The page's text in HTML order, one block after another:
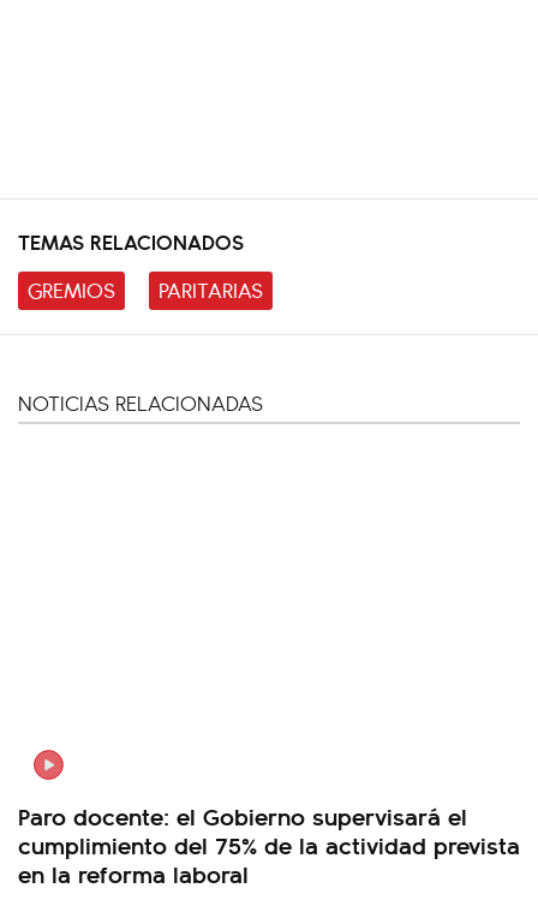
TEMAS RELACIONADOS
GREMIOS
PARITARIAS
NOTICIAS RELACIONADAS
Paro docente: el Gobierno supervisará el
cumplimiento del 75% de la actividad prevista
en la reforma laboral